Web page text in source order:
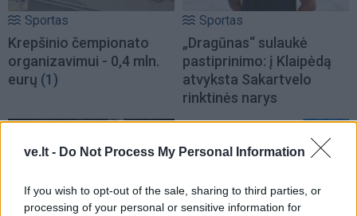
ve.lt - Do Not Process My Personal Information
If you wish to opt-out of the sale, sharing to third parties, or
processing of your personal or sensitive information for
Sportas
Krepšinio čempionato
organizavimui - 0,4 mln.
eurų (1)
Sportas
„Dragūnas“ sulaukė
pastiprinimo: į Klaipėdą
atvyksta Sakartvelo
rinktinės narys